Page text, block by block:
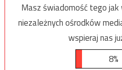
Masz świadomość tego
niezależnych ośrodków
wspieraj nas
8%